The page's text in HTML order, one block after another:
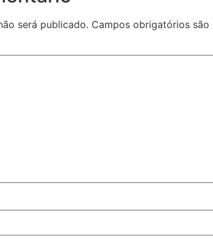
será publicado. Campos obrigatórios são